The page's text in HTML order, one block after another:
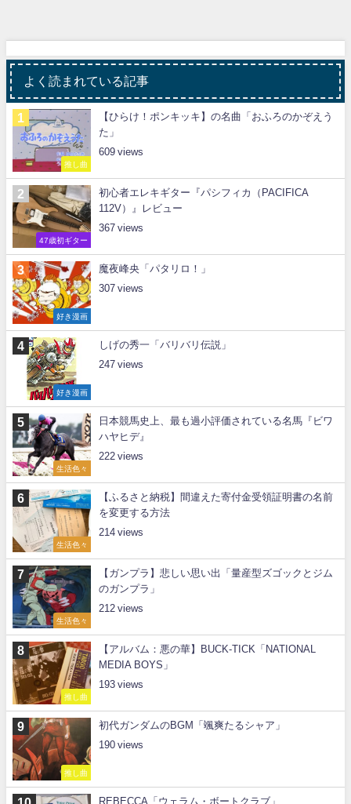
よく読まれている記事
推し曲
【ひらけ！ポンキッキ】の名曲「おふろのかぞえう
た」
609
47歳初ギター
初心者エレキギター『パシフィカ（PACIFICA
112V）』レビュー
367
好き漫画
魔夜峰央「パタリロ！」
307
好き漫画
しげの秀一「バリバリ伝説」
247
生活色々
日本競馬史上、最も過小評価されている名馬『ビワ
ハヤヒデ』
222
生活色々
【ふるさと納税】間違えた寄付金受領証明書の名前
を変更する方法
214
生活色々
【ガンプラ】悲しい思い出「量産型ズゴックとジム
のガンプラ」
212
推し曲
【アルバム：悪の華】BUCK-TICK「NATIONAL
MEDIA BOYS」
193
推し曲
初代ガンダムのBGM「颯爽たるシャア」
190
REBECCA「ウェラム・ボートクラブ」